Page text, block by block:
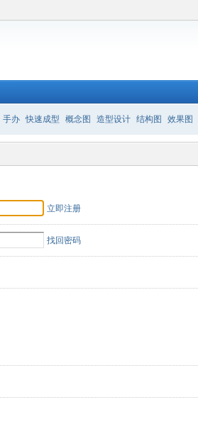
手办 快速成型 概念图 造型设计 结构图 效果图
立即注册
找回密码